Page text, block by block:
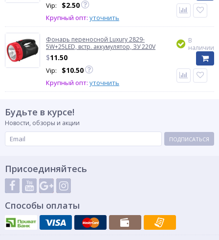
Vip: $2.50
Крупный опт: уточнить
Фонарь переносной Luxury 2829-
5W+25LED, встр. аккумулятор, ЗУ 220V
$11.50
Vip: $10.50
Крупный опт: уточнить
В
наличии
Будьте в курсе!
Новости, обзоры и акции
ПОДПИСАТЬСЯ
Присоединяйтесь
Способы оплаты